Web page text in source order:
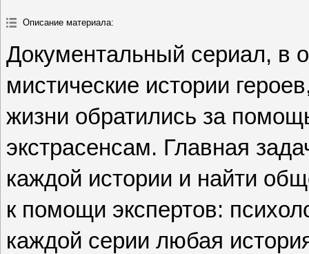
Описание материала:
Документальный сериал, в
мистические истории
жизни обратились за
экстрасенсам. Главная
каждой истории и найти
к помощи экспертов:
каждой серии любая